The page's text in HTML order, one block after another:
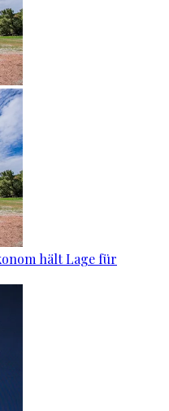
hält Lage für